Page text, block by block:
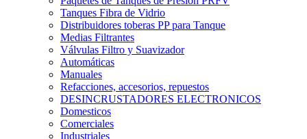
Tanques Fibra de Vidrio
Distribuidores toberas PP para Tanque
Medias Filtrantes
Válvulas Filtro y Suavizador
Automáticas
Manuales
Refacciones, accesorios, repuestos
DESINCRUSTADORES ELECTRONICOS
Domesticos
Comerciales
Industriales